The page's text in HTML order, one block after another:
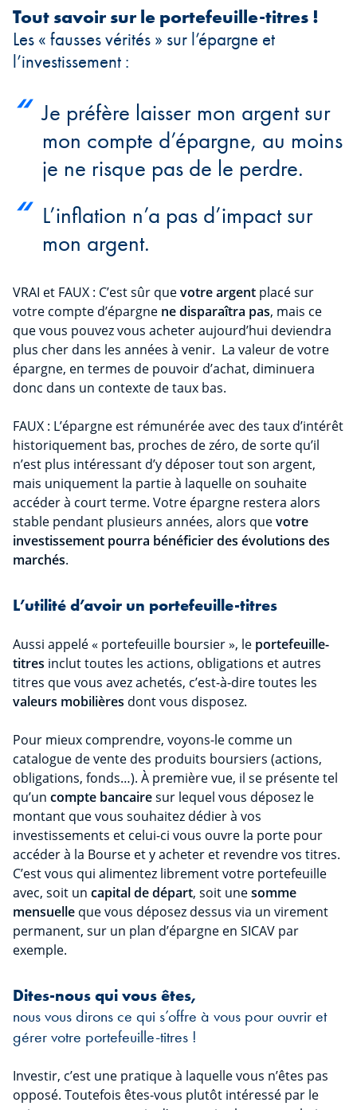
Tout savoir sur le portefeuille-titres !
Les « fausses vérités » sur l’épargne et
l’investissement :
Je préfère laisser mon argent sur
mon compte d’épargne, au moins
je ne risque pas de le perdre.
L’inflation n’a pas d’impact sur
mon argent.
VRAI et FAUX : C’est sûr quevotre argent placé sur
votre compte d’épargne ne disparaîtra pas, mais ce
que vous pouvez vous acheter aujourd’hui deviendra
plus cher dans les années à venir. La valeur de votre
épargne, en termes de pouvoir d’achat, diminuera
donc dans un contexte de taux bas.
FAUX : L’épargne est rémunérée avec des taux d’intérêt
historiquement bas, proches de zéro, de sorte qu’il
n’est plus intéressant d’y déposer tout son argent,
mais uniquement la partie à laquelle on souhaite
accéder à court terme. Votre épargne restera alors
stable pendant plusieurs années, alors quevotre
investissement pourra bénéficier des évolutions des
marchés.
L’utilité d’avoir un portefeuille-titres
Aussi appelé « portefeuille boursier », le portefeuille-
titres inclut toutes les actions, obligations et autres
titres que vous avez achetés, c’est-à-dire toutes les
valeurs mobilières dont vous disposez.
Pour mieux comprendre, voyons-le comme un
catalogue de vente des produits boursiers (actions,
obligations, fonds…). À première vue, il se présente tel
qu’un compte bancairesur lequel vous déposez le
montant que vous souhaitez dédier à vos
investissements et celui-ci vous ouvre la porte pour
accéder à la Bourse et y acheter et revendre vos titres.
C’est vous qui alimentez librement votre portefeuille
avec, soit un capital de départ, soit unesomme
mensuelle que vous déposez dessus via un virement
permanent, sur un plan d’épargne en SICAV par
exemple.
Dites-nous qui vous êtes,
nous vous dirons ce qui s’offre à vous pour ouvrir et
gérer votre portefeuille-titres !
Investir, c’est une pratique à laquelle vous n’êtes pas
opposé. Toutefois êtes-vous plutôt intéressé par le